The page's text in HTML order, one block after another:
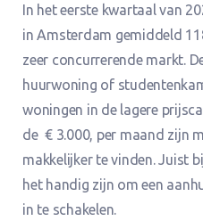
In het eerste kwartaal van
in Amsterdam gemiddeld
zeer concurrerende markt.
huurwoning of
woningen in de lagere
de € 3.000, per maand zijn
makkelijker te vinden. Juist
het handig zijn om een
in te schakelen.